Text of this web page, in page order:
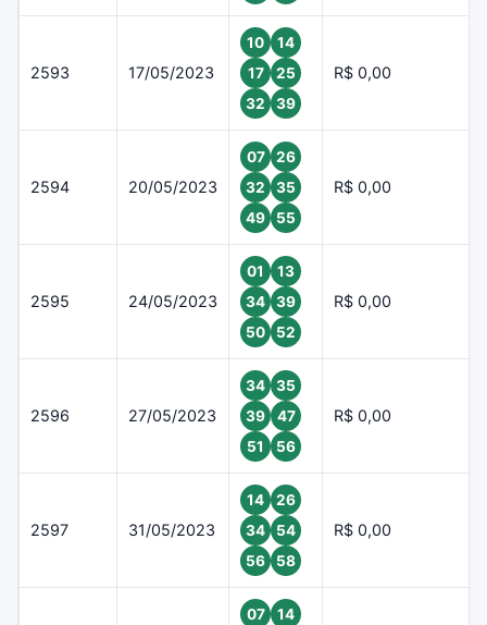
2593 17/05/2023
10
14
17
25
32
39
R$ 0,00
2594 20/05/2023
07
26
32
35
49
55
R$ 0,00
2595 24/05/2023
01
13
34
39
50
52
R$ 0,00
2596 27/05/2023
34
35
39
47
51
56
R$ 0,00
2597 31/05/2023
14
26
34
54
56
58
R$ 0,00
07
14